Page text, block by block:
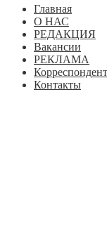
Главная
О НАС
РЕДАКЦИЯ
Вакансии
РЕКЛАМА
Контакты